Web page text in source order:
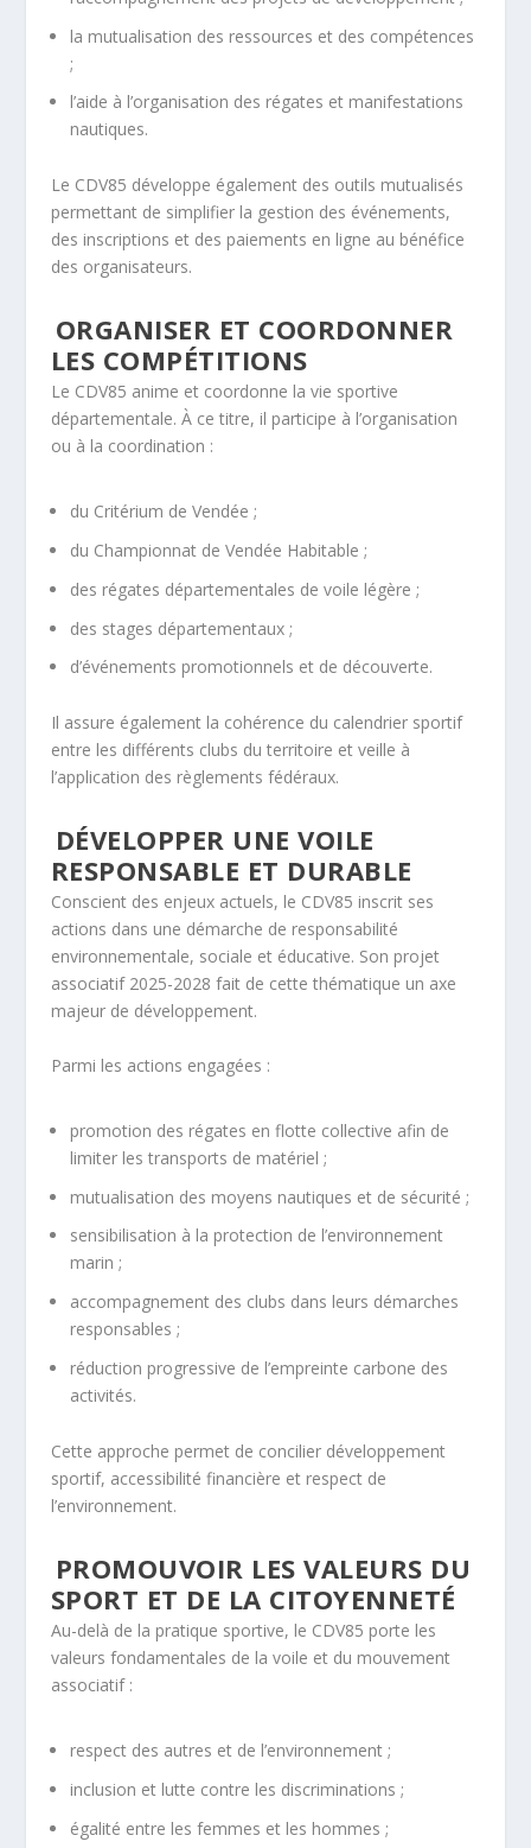
la mutualisation des ressources et des compétences
;
l’aide à l’organisation des régates et manifestations
nautiques.
Le CDV85 développe également des outils mutualisés
permettant de simplifier la gestion des événements,
des inscriptions et des paiements en ligne au bénéfice
des organisateurs.
ORGANISER ET COORDONNER
LES COMPÉTITIONS
Le CDV85 anime et coordonne la vie sportive
départementale. À ce titre, il participe à l’organisation
ou à la coordination :
du Critérium de Vendée ;
du Championnat de Vendée Habitable ;
des régates départementales de voile légère ;
des stages départementaux ;
d’événements promotionnels et de découverte.
Il assure également la cohérence du calendrier sportif
entre les différents clubs du territoire et veille à
l’application des règlements fédéraux.
DÉVELOPPER UNE VOILE
RESPONSABLE ET DURABLE
Conscient des enjeux actuels, le CDV85 inscrit ses
actions dans une démarche de responsabilité
environnementale, sociale et éducative. Son projet
associatif 2025-2028 fait de cette thématique un axe
majeur de développement.
Parmi les actions engagées :
promotion des régates en flotte collective afin de
limiter les transports de matériel ;
mutualisation des moyens nautiques et de sécurité ;
sensibilisation à la protection de l’environnement
marin ;
accompagnement des clubs dans leurs démarches
responsables ;
réduction progressive de l’empreinte carbone des
activités.
Cette approche permet de concilier développement
sportif, accessibilité financière et respect de
l’environnement.
PROMOUVOIR LES VALEURS DU
SPORT ET DE LA CITOYENNETÉ
Au-delà de la pratique sportive, le CDV85 porte les
valeurs fondamentales de la voile et du mouvement
associatif :
respect des autres et de l’environnement ;
inclusion et lutte contre les discriminations ;
égalité entre les femmes et les hommes ;